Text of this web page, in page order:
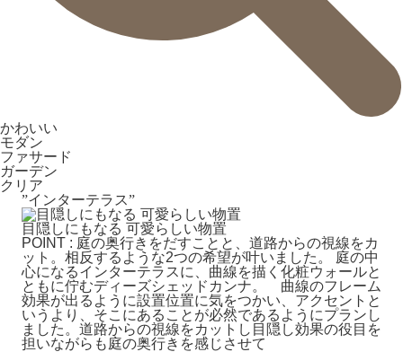
かわいい
モダン
ファサード
ガーデン
クリア
”インターテラス”
目隠しにもなる 可愛らしい物置
POINT : 庭の奥行きをだすことと、道路からの視線をカ
ット。相反するような2つの希望が叶いました。 庭の中
心になるインターテラスに、曲線を描く化粧ウォールと
ともに佇むディーズシェッドカンナ。 曲線のフレーム
効果が出るように設置位置に気をつかい、アクセントと
いうより、そこにあることが必然であるようにプランし
ました。道路からの視線をカットし目隠し効果の役目を
担いながらも庭の奥行きを感じさせて